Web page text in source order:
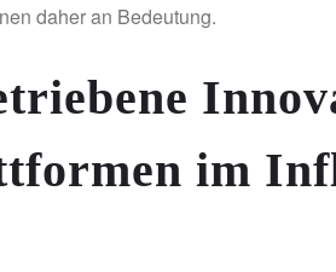
daher an Bedeutung.
im